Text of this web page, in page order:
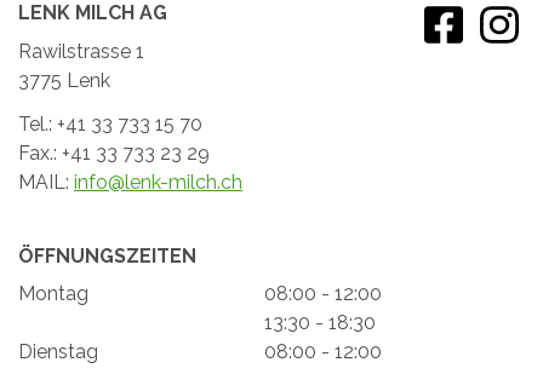
LENK MILCH AG
Rawilstrasse 1
3775 Lenk
Tel.: +41 33 733 15 70
Fax.: +41 33 733 23 29
MAIL: info@lenk-milch.ch
ÖFFNUNGSZEITEN
Montag
08:00 - 12:00
13:30 - 18:30
Dienstag
08:00 - 12:00